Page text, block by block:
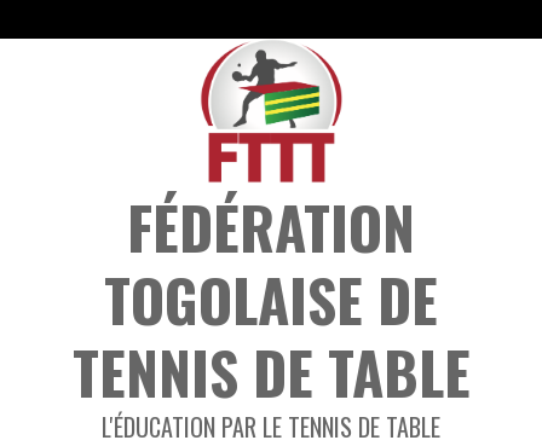
FÉDÉRATION
TOGOLAISE DE
TENNIS DE TABLE
L'ÉDUCATION PAR LE TENNIS DE TABLE